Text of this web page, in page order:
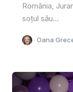
România,
soțul său...
Oana